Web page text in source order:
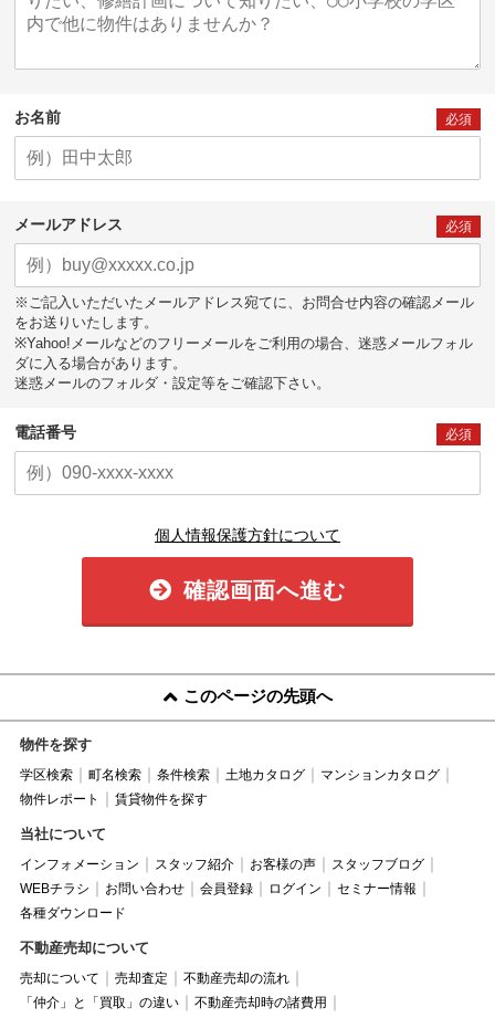
お名前 必須
メールアドレス 必須
※ご記入いただいたメールアドレス宛てに、お問合せ内容の確認メール
をお送りいたします。
※Yahoo!メールなどのフリーメールをご利用の場合、迷惑メールフォル
ダに入る場合があります。
迷惑メールのフォルダ・設定等をご確認下さい。
電話番号 必須
個人情報保護方針について
確認画面へ進む
このページの先頭へ
物件を探す
学区検索 町名検索 条件検索 土地カタログ
マンションカタログ
物件レポート
賃貸物件を探す
当社について
インフォメーション スタッフ紹介 お客様の声
スタッフブログ
WEBチラシ
お問い合わせ 会員登録 ログイン
セミナー情報
各種ダウンロード
不動産売却について
売却について 売却査定
不動産売却の流れ
「仲介」と「買取」の違い
不動産売却時の諸費用